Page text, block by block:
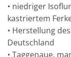
• niedriger
kastriertem
• Herstellung
Deutschland
• Taggenaue,